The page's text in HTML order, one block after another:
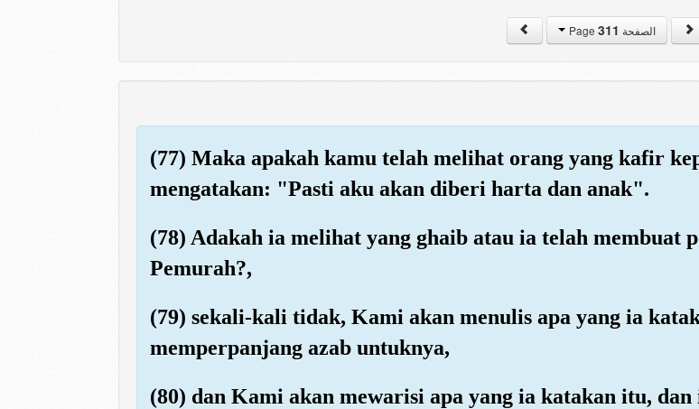
الصفحة Page 311
(77) Maka apakah kamu telah melihat orang yang kafir
mengatakan: "Pasti aku akan diberi harta dan anak".
(78) Adakah ia melihat yang ghaib atau ia telah membuat
Pemurah?,
(79) sekali-kali tidak, Kami akan menulis apa yang ia
memperpanjang azab untuknya,
(80) dan Kami akan mewarisi apa yang ia katakan itu,